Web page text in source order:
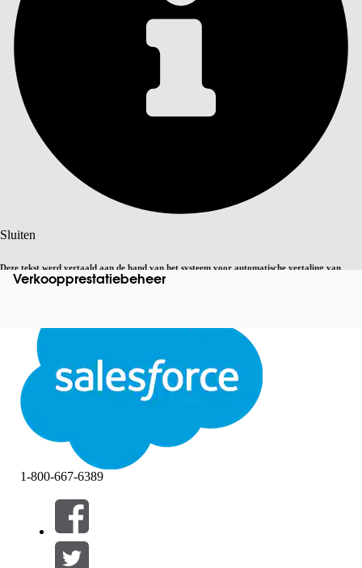
Sluiten
Deze tekst werd vertaald aan de hand van het systeem voor automatische vertaling van
Salesforce. U vindt hiermeer details. Overschakelen op Engels
Sluiten Sluiten
Verkoopprestatiebeheer
INHOUDSOPGAVE
Zoeken
Filters (0)
FILTERS SELECTEREN
1-800-667-6389